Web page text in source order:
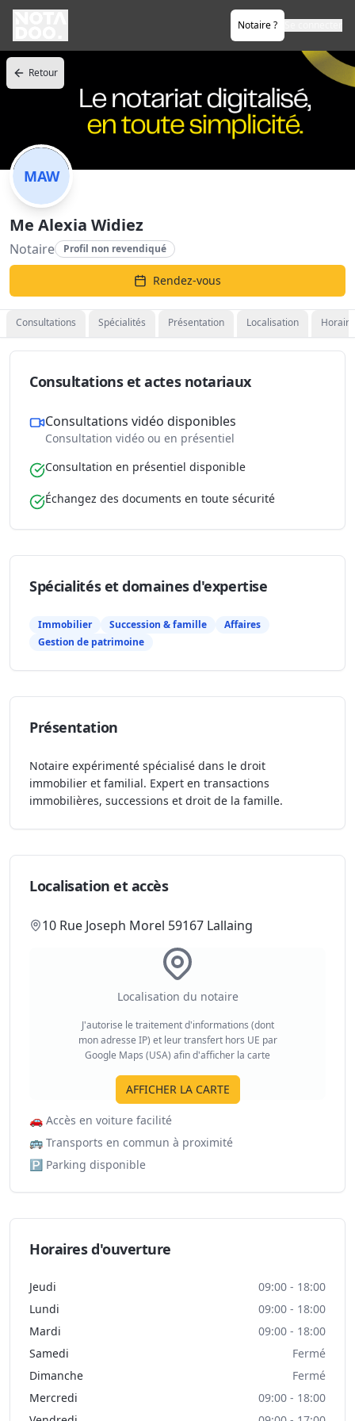
Notaire ?
Retour
MAW
Me Alexia Widiez
Notaire Profil non revendiqué
Rendez-vous
Consultations Spécialités Présentation Localisation
Consultations et actes notariaux
Consultations vidéo disponibles
Consultation vidéo ou en présentiel
Consultation en présentiel disponible
Échangez des documents en toute sécurité
Spécialités et domaines d'expertise
Immobilier Succession & famille
Affaires
Gestion de patrimoine
Présentation
Notaire expérimenté spécialisé dans le droit
immobilier et familial. Expert en transactions
immobilières, successions et droit de la famille.
Localisation et accès
10 Rue Joseph Morel 59167 Lallaing
Localisation du notaire
J'autorise le traitement d'informations (dont
mon adresse IP) et leur transfert hors UE par
Google Maps (USA) afin d'afficher la carte
AFFICHER LA CARTE
🚗 Accès en voiture facilité
🚌 Transports en commun à proximité
🅿️ Parking disponible
Horaires d'ouverture
Jeudi
09:00 - 18:00
Lundi
09:00 - 18:00
Mardi
09:00 - 18:00
Samedi
Fermé
Dimanche
Fermé
Mercredi
09:00 - 18:00